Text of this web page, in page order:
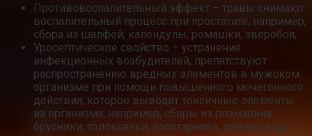
Противовоспалительный эффект – травы снимают
воспалительный процесс при простатите, например,
сбора из шалфей, календулы, ромашки, зверобоя;
Уросептическое свойство – устранение
инфекционных возбудителей, препятствуют
распространению вредных элементов в мужском
организме при помощи повышенного мочегонного
действия, которое выводит токсичные элементы
из организма, например, сборы из розмарина,
брусники, толокнянки, золотарника, пижмы и др;